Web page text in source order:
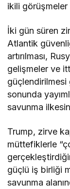
ikili
İki gün süren
Atlantik
artırılması,
gelişmeler ve
güçlendirilmesi
sonunda
savunma
Trump, zirve
müttefiklerle
güçlü iş birliği
savunma